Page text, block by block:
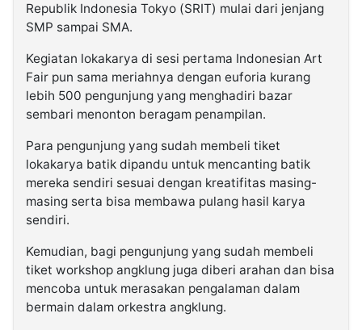
Republik Indonesia Tokyo (SRIT) mulai dari jenjang
SMP sampai SMA.
Kegiatan lokakarya di sesi pertama Indonesian Art
Fair pun sama meriahnya dengan euforia kurang
lebih 500 pengunjung yang menghadiri bazar
sembari menonton beragam penampilan.
Para pengunjung yang sudah membeli tiket
lokakarya batik dipandu untuk mencanting batik
mereka sendiri sesuai dengan kreatifitas masing-
masing serta bisa membawa pulang hasil karya
sendiri.
Kemudian, bagi pengunjung yang sudah membeli
tiket workshop angklung juga diberi arahan dan bisa
mencoba untuk merasakan pengalaman dalam
bermain dalam orkestra angklung.